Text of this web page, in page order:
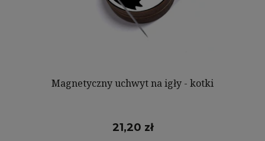
Magnetyczny uchwyt na igły - kotki
21,20 zł